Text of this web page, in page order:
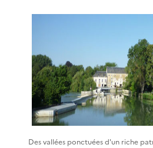
Des vallées ponctuées d'un riche